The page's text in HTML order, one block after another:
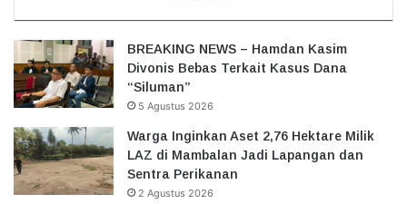
BREAKING NEWS – Hamdan Kasim
Divonis Bebas Terkait Kasus Dana
“Siluman”
5 Agustus 2026
Warga Inginkan Aset 2,76 Hektare Milik
LAZ di Mambalan Jadi Lapangan dan
Sentra Perikanan
2 Agustus 2026